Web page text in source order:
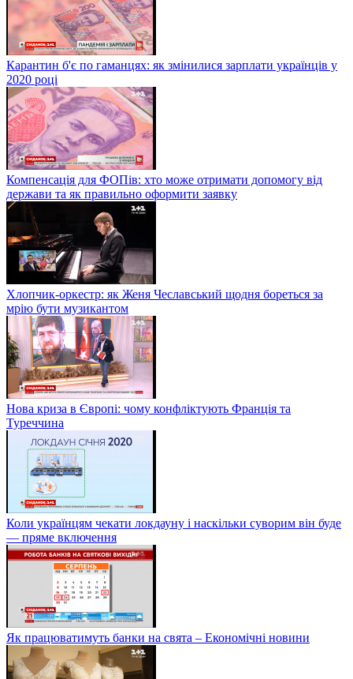
Карантин б'є по гаманцях: як змінилися зарплати українців у
2020 році
Компенсація для ФОПів: хто може отримати допомогу від
держави та як правильно оформити заявку
Хлопчик-оркестр: як Женя Чеславський щодня бореться за
мрію бути музикантом
Нова криза в Європі: чому конфліктують Франція та
Туреччина
Коли українцям чекати локдауну і наскільки суворим він буде
— пряме включення
Як працюватимуть банки на свята – Економічні новини